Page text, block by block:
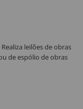
leilões de obras
de espólio de obras